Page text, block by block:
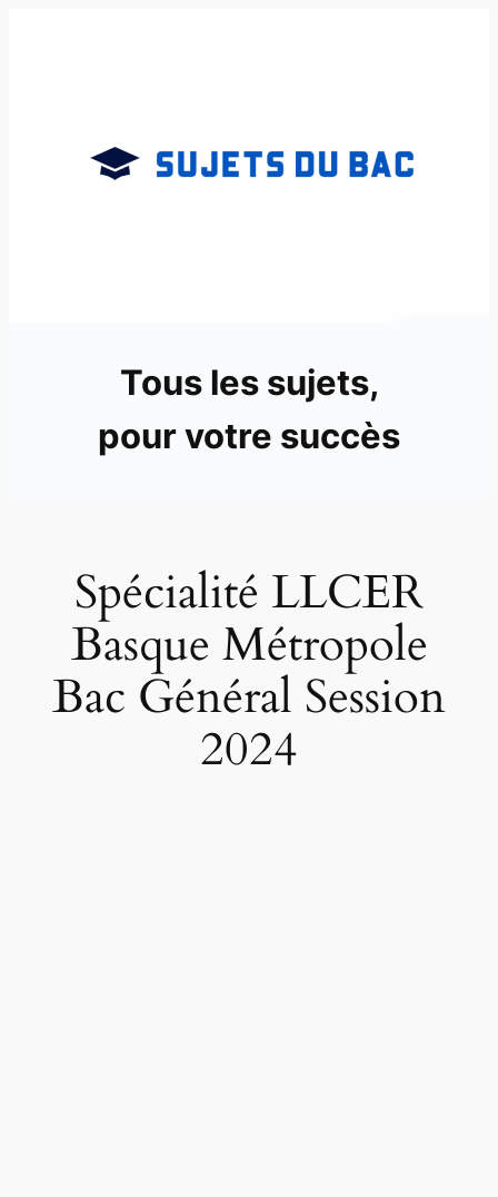
Tous les sujets,
pour votre succès
Spécialité LLCER
Basque Métropole
Bac Général Session
2024